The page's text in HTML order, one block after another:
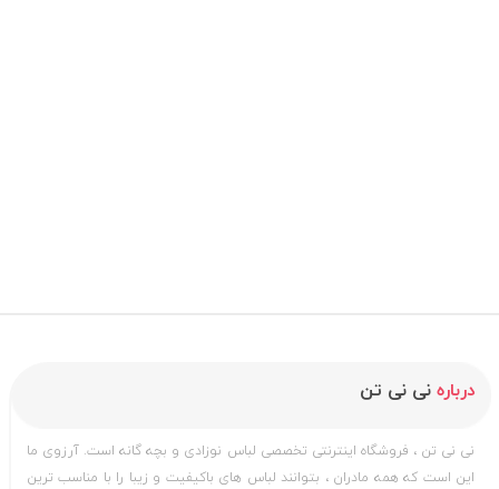
درباره نی نی تن
نی نی تن ، فروشگاه اینترنتی تخصصی لباس نوزادی و بچه گانه است. آرزوی ما
این است که همه مادران ، بتوانند لباس های باکیفیت و زیبا را با مناسب ترین